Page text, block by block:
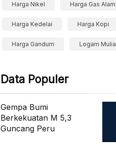
Harga Nikel Harga Gas Alam
Harga Kedelai Harga Kopi
Harga Gandum Logam Mulia
Data Populer
Gempa Bumi
Berkekuatan M 5,3
Guncang Peru